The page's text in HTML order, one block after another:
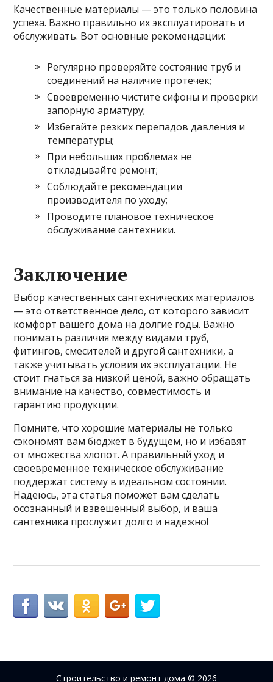
Качественные материалы — это только половина
успеха. Важно правильно их эксплуатировать и
обслуживать. Вот основные рекомендации:
Регулярно проверяйте состояние труб и
соединений на наличие протечек;
Своевременно чистите сифоны и проверки
запорную арматуру;
Избегайте резких перепадов давления и
температуры;
При небольших проблемах не
откладывайте ремонт;
Соблюдайте рекомендации
производителя по уходу;
Проводите плановое техническое
обслуживание сантехники.
Заключение
Выбор качественных сантехнических материалов
— это ответственное дело, от которого зависит
комфорт вашего дома на долгие годы. Важно
понимать различия между видами труб,
фитингов, смесителей и другой сантехники, а
также учитывать условия их эксплуатации. Не
стоит гнаться за низкой ценой, важно обращать
внимание на качество, совместимость и
гарантию продукции.
Помните, что хорошие материалы не только
сэкономят вам бюджет в будущем, но и избавят
от множества хлопот. А правильный уход и
своевременное техническое обслуживание
поддержат систему в идеальном состоянии.
Надеюсь, эта статья поможет вам сделать
осознанный и взвешенный выбор, и ваша
сантехника прослужит долго и надежно!
Строительство и ремонт дома © 2026